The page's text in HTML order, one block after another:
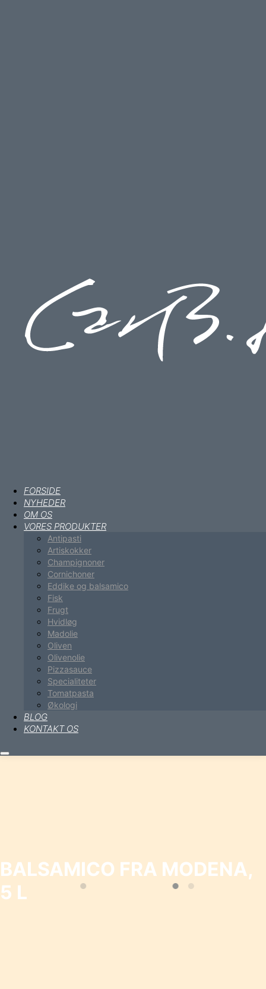
FORSIDE
NYHEDER
OM OS
VORES PRODUKTER
Antipasti
Artiskokker
Champignoner
Cornichoner
Eddike og balsamico
Fisk
Frugt
Hvidløg
Madolie
Oliven
Olivenolie
Pizzasauce
Specialiteter
Tomatpasta
Økologi
BLOG
KONTAKT OS
Hovedmenu
BALSAMICO FRA MODENA,
5 L